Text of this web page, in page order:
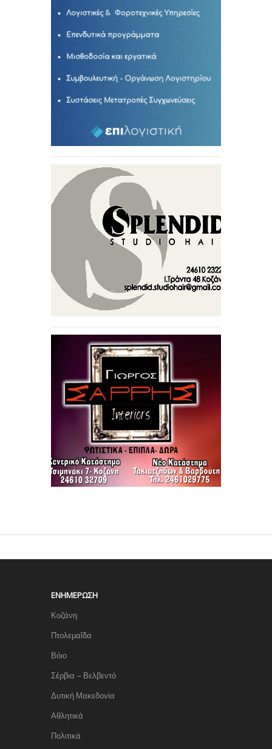
ΕΝΗΜΈΡΩΣΗ
Κοζάνη
Πτολεμαΐδα
Βόιο
Σέρβια – Βελβεντό
Δυτική Μακεδονία
Αθλητικά
Πολιτικά